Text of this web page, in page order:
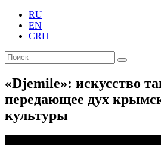
RU
EN
CRH
«Djemile»: искусство
передающее дух
культуры